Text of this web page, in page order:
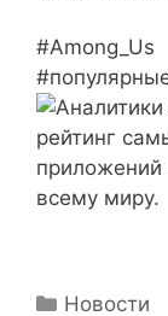
#Among_Us
Рубрики
Новости